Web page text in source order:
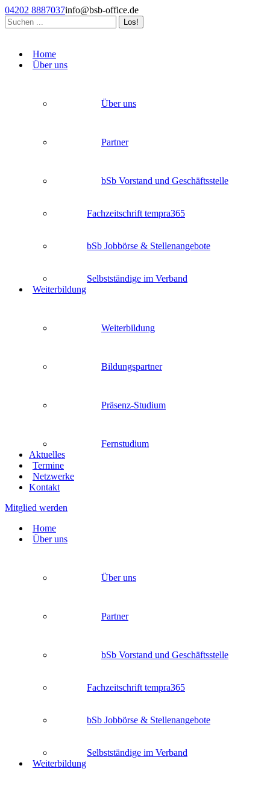
Zum
Inhalt
springen
04202 8887037info@bsb-office.de
Search:
opens
opens
opens
Home
Über uns
Über uns
Partner
bSb Vorstand und Geschäftsstelle
Fachzeitschrift tempra365
bSb Jobbörse & Stellenangebote
Selbstständige im Verband
Weiterbildung
Weiterbildung
Bildungspartner
Präsenz-Studium
Fernstudium
Aktuelles
Termine
Netzwerke
Kontakt
Mitglied werden
Home
Über uns
Über uns
Partner
bSb Vorstand und Geschäftsstelle
Fachzeitschrift tempra365
bSb Jobbörse & Stellenangebote
Selbstständige im Verband
Weiterbildung